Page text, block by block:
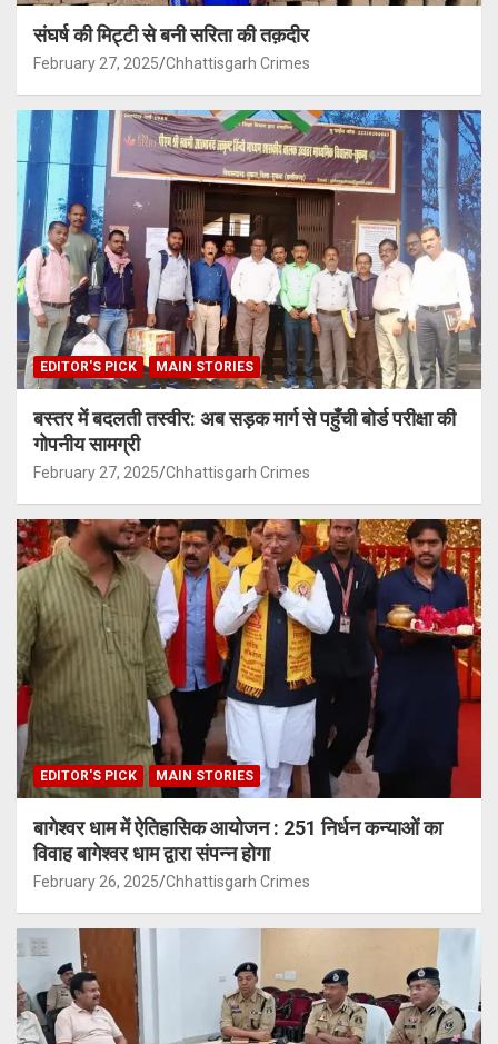
संघर्ष की मिट्टी से बनी सरिता की तक़दीर
February 27, 2025 Chhattisgarh Crimes
EDITOR'S PICK MAIN STORIES
बस्तर में बदलती तस्वीर: अब सड़क मार्ग से पहुँची बोर्ड परीक्षा की
गोपनीय सामग्री
February 27, 2025 Chhattisgarh Crimes
EDITOR'S PICK MAIN STORIES
बागेश्वर धाम में ऐतिहासिक आयोजन : 251 निर्धन कन्याओं का
विवाह बागेश्वर धाम द्वारा संपन्न होगा
February 26, 2025 Chhattisgarh Crimes